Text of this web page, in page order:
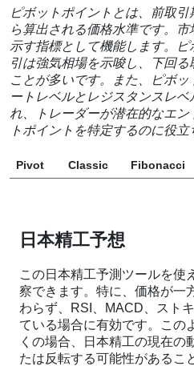
ピボットポイントとは、前取
ら算出される価格水準です。
示す指標として機能します。
引は強気相場を示唆し、下回
ことが多いです。また、ピボ
ートレベルとレジスタンスレ
れ、トレーダーが潜在的なエ
トポイントを特定するのに役立
Pivot Classic Fibonacci
日本精工予想
この日本精工予測ツールを使
察できます。特に、価格が一
わらず、RSI、MACD、スト
ている場合に有効です。この
くの場合、日本精工の現在の
たは反転する可能性があるこ